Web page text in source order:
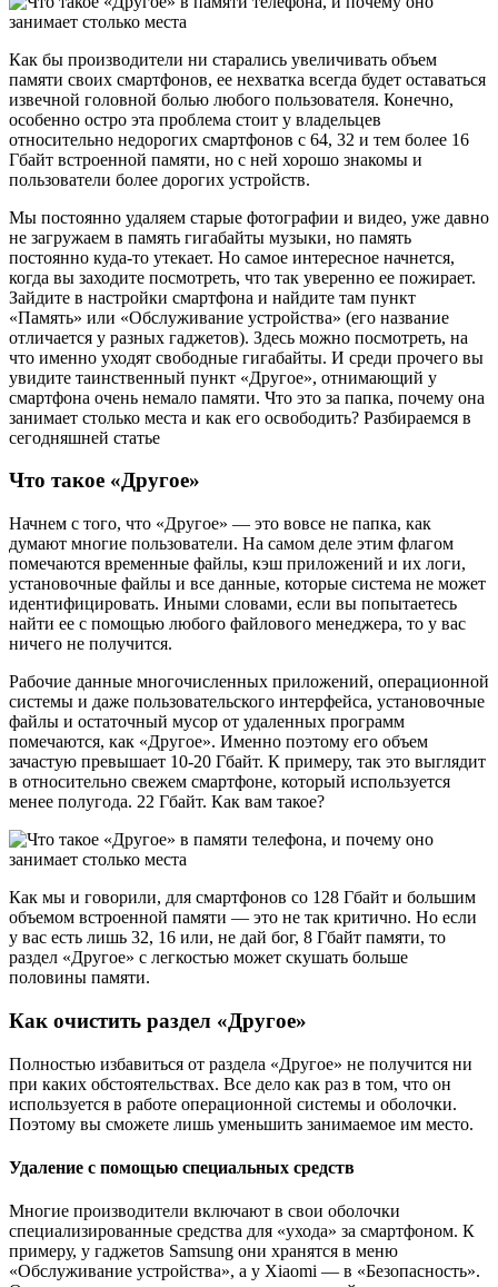
относительно недорогих смартфонов с 64, 32 и тем более 16
пользователи более дорогих устройств.
Мы постоянно удаляем старые фотографии и видео, уже давно
не загружаем в память гигабайты музыки, но память
постоянно куда-то утекает. Но самое интересное начнется,
когда вы заходите посмотреть, что так уверенно ее пожирает.
Зайдите в настройки смартфона и найдите там пункт
«Память» или «Обслуживание устройства» (его название
отличается у разных гаджетов). Здесь можно посмотреть, на
что именно уходят свободные гигабайты. И среди прочего вы
увидите таинственный пункт «Другое», отнимающий у
смартфона очень немало памяти. Что это за папка, почему она
занимает столько места и как его освободить? Разбираемся в
сегодняшней статье
Что такое «Другое»
Начнем с того, что «Другое» — это вовсе не папка, как
думают многие пользователи. На самом деле этим флагом
помечаются временные файлы, кэш приложений и их логи,
идентифицировать. Иными словами, если вы попытаетесь
ничего не получится.
Рабочие данные многочисленных приложений, операционной
системы и даже пользовательского интерфейса, установочные
файлы и остаточный мусор от удаленных программ
помечаются, как «Другое». Именно поэтому его объем
зачастую превышает 10-20 Гбайт. К примеру, так это выглядит
в относительно свежем смартфоне, который используется
менее полугода. 22 Гбайт. Как вам такое?
Как мы и говорили, для смартфонов со 128 Гбайт и большим
объемом встроенной памяти — это не так критично. Но если
у вас есть лишь 32, 16 или, не дай бог, 8 Гбайт памяти, то
раздел «Другое» с легкостью может скушать больше
половины памяти.
Как очистить раздел «Другое»
Полностью избавиться от раздела «Другое» не получится ни
при каких обстоятельствах. Все дело как раз в том, что он
используется в работе операционной системы и оболочки.
Многие производители включают в свои оболочки
специализированные средства для «ухода» за смартфоном. К
примеру, у гаджетов Samsung они хранятся в меню
Они позволяют отсканировать память устройства на предмет
который лишь засоряет память.